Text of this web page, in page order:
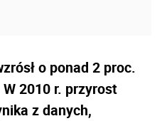
o ponad 2 proc.
2010 r. przyrost
z danych,